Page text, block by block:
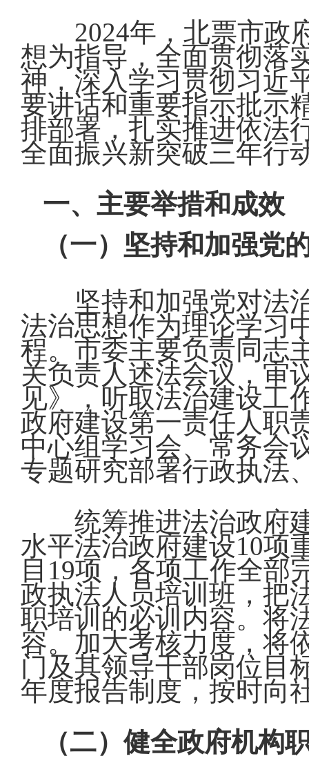
2024年，北票市政
想为指导，全面贯彻落
神，深入学习贯彻习近
要讲话和重要指示批示
排部署，扎实推进依法
全面振兴新突破三年行
一、主要举措和成效
（一）坚持和加强党
坚持和加强党对法
法治思想作为理论学习
程。市委主要负责同志
关负责人述法会议，审
见》，听取法治建设工
政府建设第一责任人职
中心组学习会、常务会
专题研究部署行政执法
统筹推进法治政府
水平法治政府建设10项
目19项，各项工作全部
政执法人员培训班，把
职培训的必训内容。将
容。加大考核力度，将
门及其领导干部岗位目
年度报告制度，按时向
（二）健全政府机构